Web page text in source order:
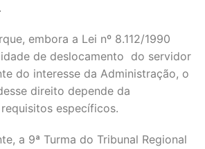
embora a Lei nº 8.112/1990
de deslocamento do servidor
do interesse da Administração, o
direito depende da
específicos.
a 9ª Turma do Tribunal Regional